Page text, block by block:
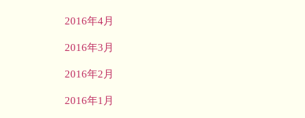
2016年4月
2016年3月
2016年2月
2016年1月